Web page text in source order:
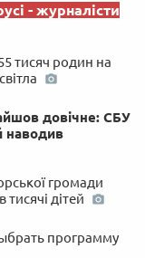
- журналісти
тисяч родин на
довічне: СБУ
наводив
громади
дітей
программу